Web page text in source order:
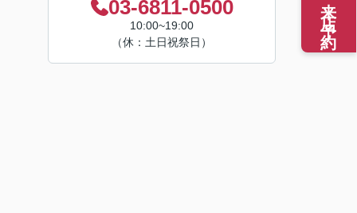
03-6811-0500
10:00~19:00
（休：土日祝祭日）
来店予約